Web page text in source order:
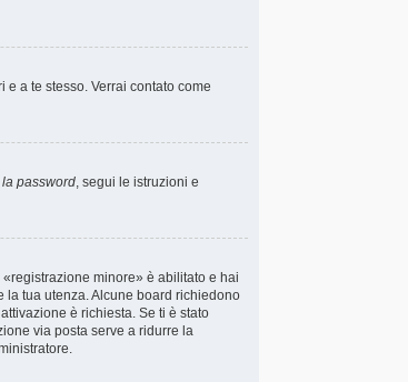
a te stesso. Verrai contato come
password, segui le istruzioni e
minore» è abilitato e hai
la tua utenza. Alcune board richiedono
è richiesta. Se ti è stato
via posta serve a ridurre la